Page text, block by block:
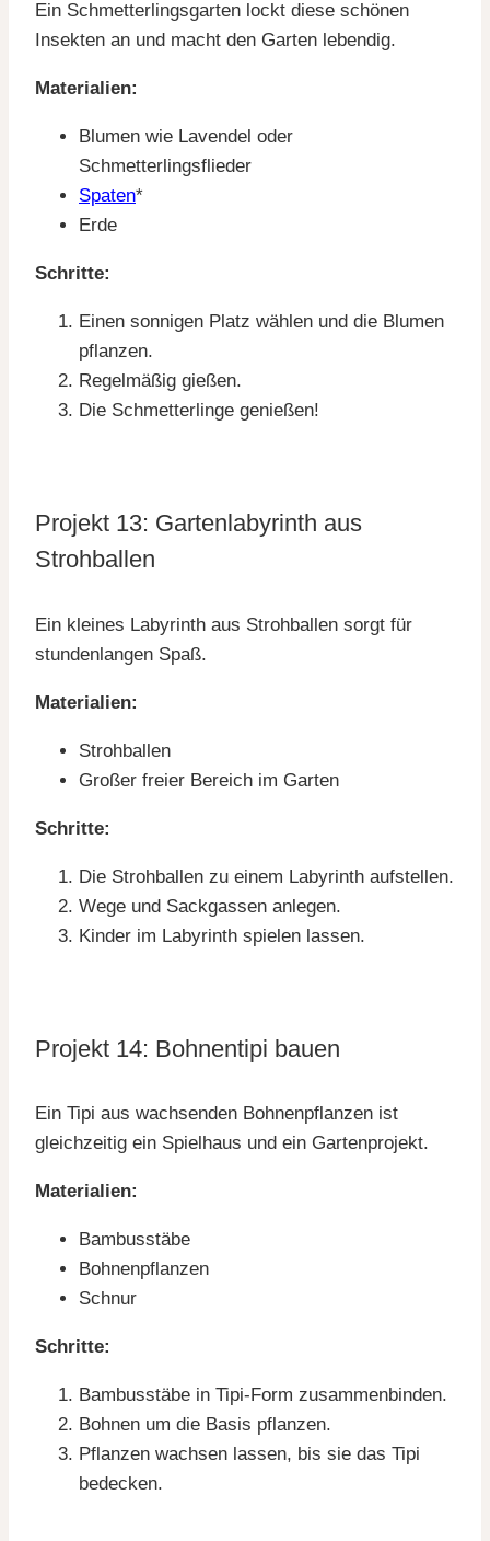
Ein Schmetterlingsgarten lockt diese schönen
Insekten an und macht den Garten lebendig.
Materialien:
Blumen wie Lavendel oder
Schmetterlingsflieder
Spaten*
Erde
Schritte:
Einen sonnigen Platz wählen und die Blumen
pflanzen.
Regelmäßig gießen.
Die Schmetterlinge genießen!
Projekt 13: Gartenlabyrinth aus
Strohballen
Ein kleines Labyrinth aus Strohballen sorgt für
stundenlangen Spaß.
Materialien:
Strohballen
Großer freier Bereich im Garten
Schritte:
Die Strohballen zu einem Labyrinth aufstellen.
Wege und Sackgassen anlegen.
Kinder im Labyrinth spielen lassen.
Projekt 14: Bohnentipi bauen
Ein Tipi aus wachsenden Bohnenpflanzen ist
gleichzeitig ein Spielhaus und ein Gartenprojekt.
Materialien:
Bambusstäbe
Bohnenpflanzen
Schnur
Schritte:
Bambusstäbe in Tipi-Form zusammenbinden.
Bohnen um die Basis pflanzen.
Pflanzen wachsen lassen, bis sie das Tipi
bedecken.